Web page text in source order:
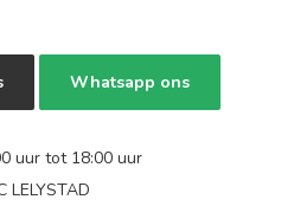
Whatsapp ons
uur tot 18:00 uur
LELYSTAD